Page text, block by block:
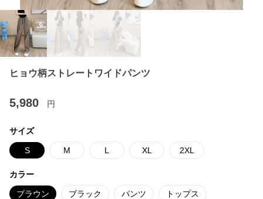
ヒョウ柄ストレートワイドパンツ
5,980 円
サイズ
S M L XL 2XL
カラー
ブラウン ブラック パンツ トップス